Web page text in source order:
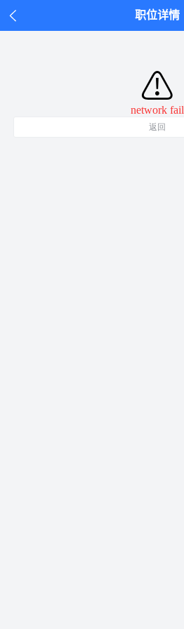
职位详情
⚠
network fail
返回